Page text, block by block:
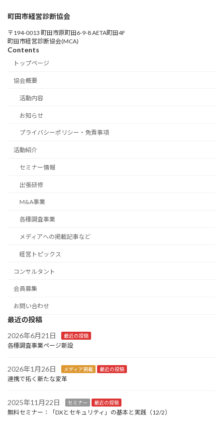
町田市経営診断協会
〒194-0013 町田市原町田6-9-8 AETA町田4F
町田市経営診断協会(MCA)
Contents
トップページ
協会概要
活動内容
お知らせ
プライバシーポリシー・免責事項
活動紹介
セミナー情報
出張研修
M&A事業
各種調査事業
メディアへの掲載記事など
経営トピックス
コンサルタント
会員募集
お問い合わせ
最近の投稿
2026年6月21日
最近の投稿
各種調査事業ページ新設
2026年1月26日 メディア掲載 最近の投稿
連携で拓く新たな変革
2025年11月22日 セミナー 最近の投稿
無料セミナー：「DXとセキュリティ」の基本と実践（12/2）